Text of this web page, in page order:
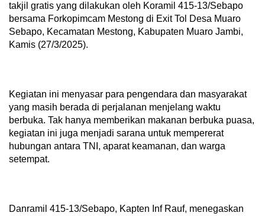
takjil gratis yang dilakukan oleh Koramil 415-13/Sebapo
bersama Forkopimcam Mestong di Exit Tol Desa Muaro
Sebapo, Kecamatan Mestong, Kabupaten Muaro Jambi,
Kamis (27/3/2025).
Kegiatan ini menyasar para pengendara dan masyarakat
yang masih berada di perjalanan menjelang waktu
berbuka. Tak hanya memberikan makanan berbuka puasa,
kegiatan ini juga menjadi sarana untuk mempererat
hubungan antara TNI, aparat keamanan, dan warga
setempat.
Danramil 415-13/Sebapo, Kapten Inf Rauf, menegaskan